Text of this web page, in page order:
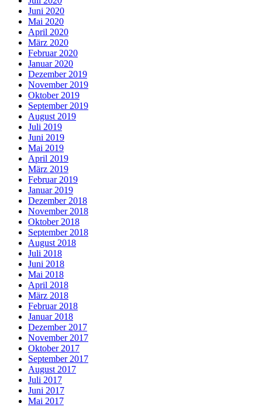
Juni 2020
Mai 2020
April 2020
März 2020
Februar 2020
Januar 2020
Dezember 2019
November 2019
Oktober 2019
September 2019
August 2019
Juli 2019
Juni 2019
Mai 2019
April 2019
März 2019
Februar 2019
Januar 2019
Dezember 2018
November 2018
Oktober 2018
September 2018
August 2018
Juli 2018
Juni 2018
Mai 2018
April 2018
März 2018
Februar 2018
Januar 2018
Dezember 2017
November 2017
Oktober 2017
September 2017
August 2017
Juli 2017
Juni 2017
Mai 2017